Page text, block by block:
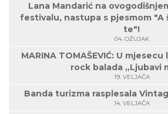
Lana Mandarić na
festivalu, nastupa s pjesmom "A
te"!
04. OŽUJAK
MARINA TOMAŠEVIĆ: U
rock balada „Ljubavi
19. VELJAČA
Banda turizma rasplesala
14. VELJAČA